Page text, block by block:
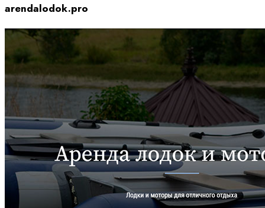
arendalodok.pro